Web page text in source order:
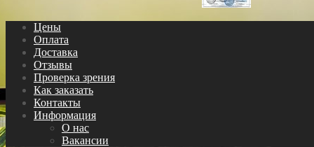
Цены
Оплата
Доставка
Отзывы
Проверка зрения
Как заказать
Контакты
Информация
О нас
Вакансии